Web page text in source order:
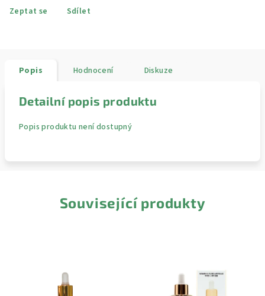
Zeptat se Sdílet
Popis Hodnocení Diskuze
Detailní popis produktu
Popis produktu není dostupný
Související produkty